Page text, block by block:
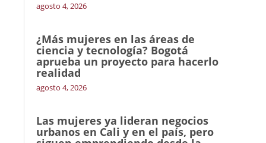
agosto 4, 2026
¿Más mujeres en las áreas de
ciencia y tecnología? Bogotá
aprueba un proyecto para hacerlo
realidad
agosto 4, 2026
Las mujeres ya lideran negocios
urbanos en Cali y en el país, pero